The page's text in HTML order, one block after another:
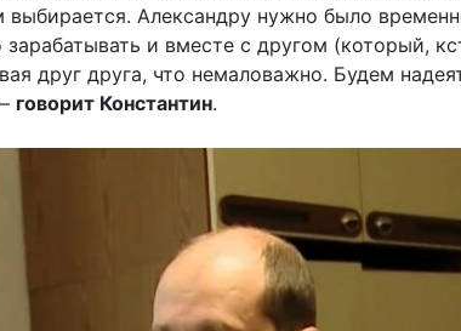
Александру нужно было
и вместе с другом (который,
друг друга, что немаловажно. Будем
говорит Константин.